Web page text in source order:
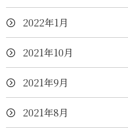
2022年1月
2021年10月
2021年9月
2021年8月